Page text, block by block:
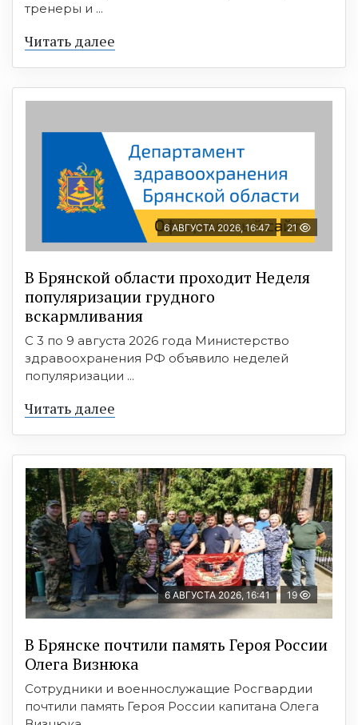
тренеры и ...
Читать далее
6 АВГУСТА 2026, 16:47 21
В Брянской области проходит Неделя
популяризации грудного
вскармливания
С 3 по 9 августа 2026 года Министерство
здравоохранения РФ объявило неделей
популяризации ...
Читать далее
6 АВГУСТА 2026, 16:41 19
В Брянске почтили память Героя России
Олега Визнюка
Сотрудники и военнослужащие Росгвардии
почтили память Героя России капитана Олега